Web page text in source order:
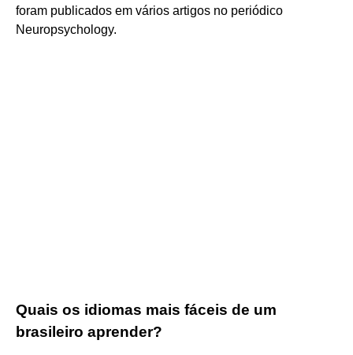
foram publicados em vários artigos no periódico
Neuropsychology.
Quais os idiomas mais fáceis de um
brasileiro aprender?